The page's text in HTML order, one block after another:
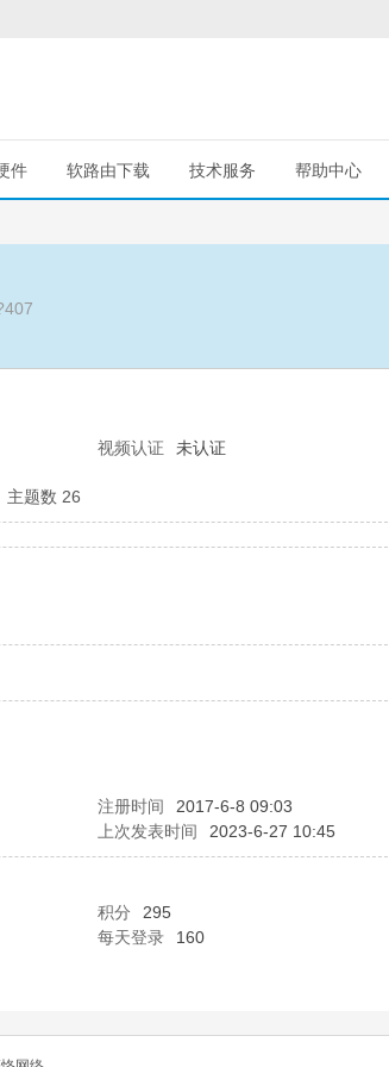
件 软路由下载 技术服务 帮助中心
视频认证 未认证
主题数 26
注册时间 2017-6-8 09:03
上次发表时间 2023-6-27 10:45
积分 295
每天登录 160